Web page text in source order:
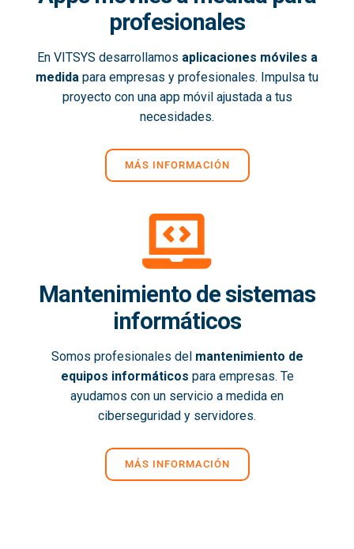
profesionales
En VITSYS desarrollamos aplicaciones móviles a
medida para empresas y profesionales. Impulsa tu
proyecto con una app móvil ajustada a tus
necesidades.
MÁS INFORMACIÓN
Mantenimiento de sistemas
informáticos
Somos profesionales del mantenimiento de
equipos informáticos para empresas. Te
ayudamos con un servicio a medida en
ciberseguridad y servidores.
MÁS INFORMACIÓN